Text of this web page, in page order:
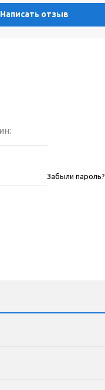
Написать отзыв
Забыли пароль?